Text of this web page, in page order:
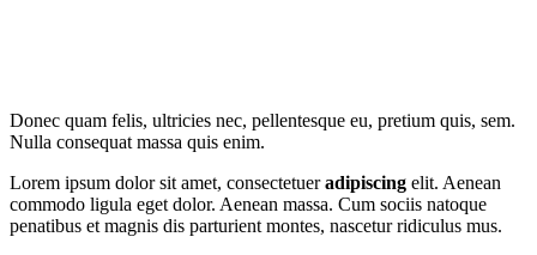
Donec quam felis, ultricies nec, pellentesque eu, pretium quis, sem.
Nulla consequat massa quis enim.
Lorem ipsum dolor sit amet, consectetueradipiscing elit. Aenean
commodo ligula eget dolor. Aenean massa. Cum sociis natoque
penatibus et magnis dis parturient montes, nascetur ridiculus mus.